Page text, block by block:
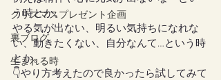
クリスマスプレゼント企画
裏ブログ
生まれる時
う時とか。
やる気が出ない、明るい気持ちになれな
い、動きたくない、自分なんて…という時
とか。
👇やり方考えたので良かったら試してみて